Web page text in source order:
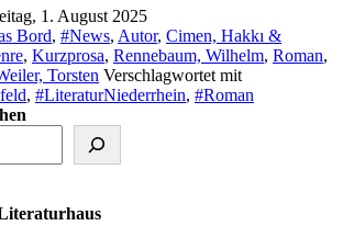
1. August 2025
Bord, #News, Autor, Cimen, Hakkı &
, Kurzprosa, Rennebaum, Wilhelm, Roman,
Torsten Verschlagwortet mit
, #LiteraturNiederrhein, #Roman